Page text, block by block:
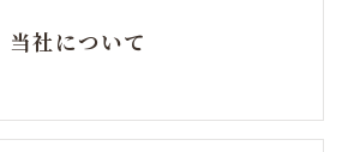
当社について